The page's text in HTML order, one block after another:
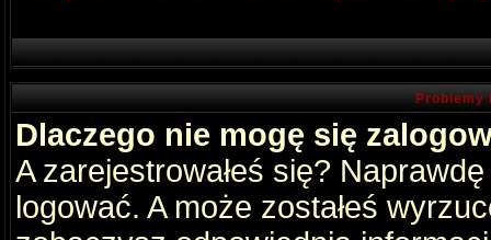
Problemy
Dlaczego nie mogę się
A zarejestrowałeś się?
logować. A może zostałeś